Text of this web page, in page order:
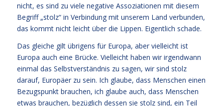
nicht, es sind zu viele negative Assoziationen mit diesem
Begriff „stolz“ in Verbindung mit unserem Land verbunden,
das kommt nicht leicht über die Lippen. Eigentlich schade.
Das gleiche gilt übrigens für Europa, aber vielleicht ist
Europa auch eine Brücke. Vielleicht haben wir irgendwann
einmal das Selbstverständnis zu sagen, wir sind stolz
darauf, Europäer zu sein. Ich glaube, dass Menschen einen
Bezugspunkt brauchen, ich glaube auch, dass Menschen
etwas brauchen, bezüglich dessen sie stolz sind, ein Teil